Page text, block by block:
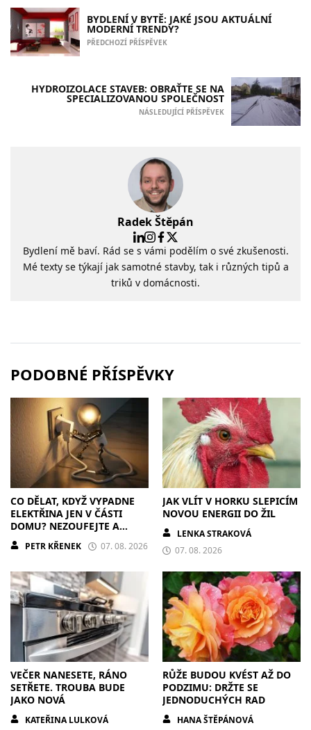
BYDLENÍ V BYTĚ: JAKÉ JSOU AKTUÁLNÍ
MODERNÍ TRENDY?
PŘEDCHOZÍ PŘÍSPĚVEK
HYDROIZOLACE STAVEB: OBRAŤTE SE NA
SPECIALIZOVANOU SPOLEČNOST
NÁSLEDUJÍCÍ PŘÍSPĚVEK
Radek Štěpán
Bydlení mě baví. Rád se s vámi podělím o své zkušenosti.
Mé texty se týkají jak samotné stavby, tak i různých tipů a
triků v domácnosti.
PODOBNÉ PŘÍSPĚVKY
CO DĚLAT, KDYŽ VYPADNE
ELEKTŘINA JEN V ČÁSTI
DOMU? NEZOUFEJTE A
POSTUPUJTE S CHLADNOU
HLAVOU
PETR KŘENEK 07. 08. 2026
JAK VLÍT V HORKU SLEPICÍM
NOVOU ENERGII DO ŽIL
LENKA STRAKOVÁ
07. 08. 2026
VEČER NANESETE, RÁNO
SETŘETE. TROUBA BUDE
JAKO NOVÁ
KATEŘINA LULKOVÁ
RŮŽE BUDOU KVÉST AŽ DO
PODZIMU: DRŽTE SE
JEDNODUCHÝCH RAD
HANA ŠTĚPÁNOVÁ